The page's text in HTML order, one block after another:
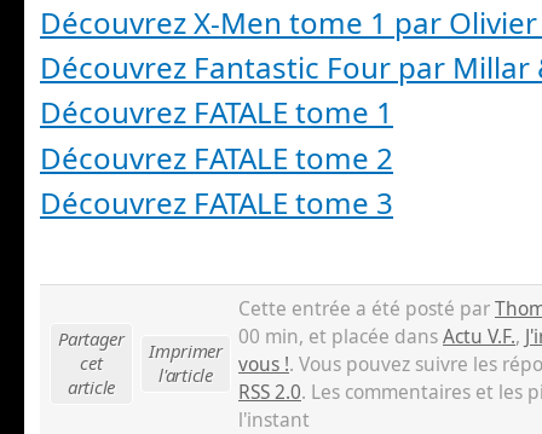
Découvrez X-Men tome 1 par
Découvrez Fantastic Four par Millar
Découvrez FATALE tome 1
Découvrez FATALE tome 2
Découvrez FATALE tome 3
Partager
cet
article
Imprimer
l'article
Cette entrée a été posté par
00 min, et placée dansActu V.F.,
vous !. Vous pouvez suivre les
RSS 2.0. Les commentaires et les
l'instant